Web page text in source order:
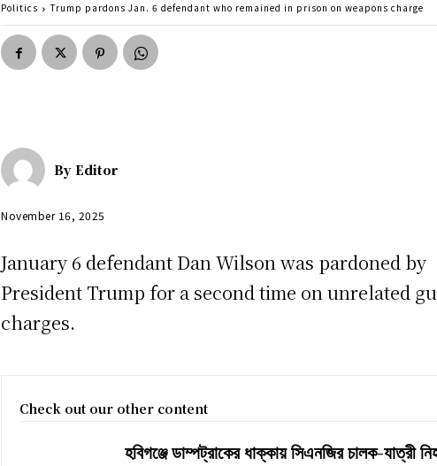
Politics Trump pardons Jan. 6 defendant who remained in prison on weapons charge
By Editor
November 16, 2025
January 6 defendant Dan Wilson was pardoned by
President Trump for a second time on unrelated
charges.
Check out our other content
হবিগঞ্জে ডাম্পট্রাকের ধাক্কায় সিএনজির চালক-যাত্রী